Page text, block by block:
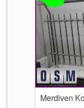
Merdiven